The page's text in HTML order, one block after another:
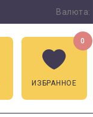
Валюта:
ИЗБРАННОЕ
0